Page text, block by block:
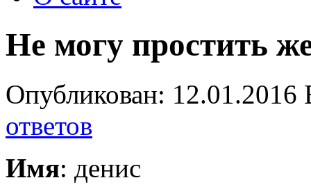
Не могу простить
Опубликован:
ответов
Имя: денис